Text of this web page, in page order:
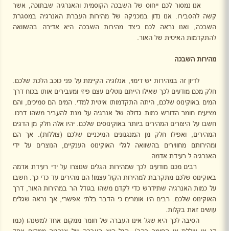
אנו נמסור לכם ייחוס של השבכה הקוסמית והאנרגיה שבתוכה, אשר
קשה להסבירו. אנו נדון במכניקה של מהירות העברת האנרגיה במסגרת
השבכה, ואנו נראה לכם כיצד מהירות השבכה היא אדירה בהשוואה
להתקדמות האיטית של האור.
מהירות השבכה
לדיון זה במהירות יש דימוי, אנלוגיה הקיימת על פני כוכב הלכת שלכם.
חלק מכם מודעים לכך שאילו הייתם נוטלים עצם פיזי ומעבירים אותו בכוח דרך
המים באוקינוס שלכם, היתה התקדמותו איטית למדי. המים הם סמיכים, והם
מציעים חומר הדורש כמות גדולה של אנרגיה על מנת להעביר משהו דרכו.
חשבו על היצורים המהירים ביותר באוקינוסים שלכם. יהיו אלה חלק מן הדגים
המהירים, ואפילו חלק מן המנגנונים המיכניים שלכם (צוללות). אך הם
ומהירותם מחווירים בהשוואה לגלי האוקינוס הענקיים, הנוצרים על ידי
האנרגיה ל רעידת אדמה.
רבים מכם מודעים לכך שמהירות הגלים שנוצרו על ידי רעידת אדמה
באוקינוס שלכם מתקרבת למהירות הקול עצמו! הם מהירים עד כדי כך. חשבו
על כמות האנרגיה שתידרש כדי לקדם משהו בגודל הר במהירות האור, דרך
האוקינוס שלכם. רבים היו אומרים כי הדבר בלתי אפשרי, אך נראה שגלים
עושים זאת בקלות.
הסיבה לכך היא שגל אינו העברה של חומר ממקום אחד למשנהו (כמו